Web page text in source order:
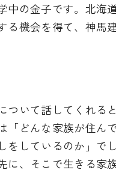
中の金子です。北海
る機会を得て、神馬
ついて話してくれる
「どんな家族が住ん
をしているのか」で
に、そこで生きる家